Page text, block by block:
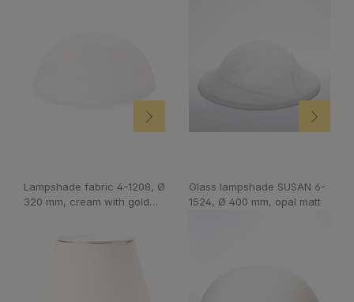
Lampshade fabric 4-1208, Ø
320 mm, cream with gold
Glass lampshade SUSAN 6-
1524, Ø 400 mm, opal matt